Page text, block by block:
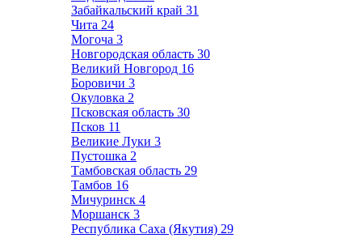
Забайкальский край 31
Чита 24
Могоча 3
Новгородская область 30
Великий Новгород 16
Боровичи 3
Окуловка 2
Псковская область 30
Псков 11
Великие Луки 3
Пустошка 2
Тамбовская область 29
Тамбов 16
Мичуринск 4
Моршанск 3
Республика Саха (Якутия) 29